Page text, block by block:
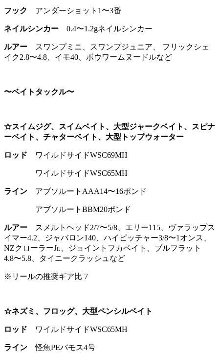
フック アンダーショット1〜3番
ネイルシンカー 0.4〜1.2gネイルシンカー
ルアー スワンプミニ、スワンプジュニア、 フリックシェ
イク2.8〜4.8、イモ40、ボウワームヌードルなど
〜ベイトタックル〜
☆スイムジグ、スイムベイト、大型ジャークベイト、スピナ
ーベイト、チャターベイト、大型トップウォーター
ロッド ワイルドサイドWSC69MH
ワイルドサイドWSC65MH
ライン アブソルートAAA14〜16ポンド
アブソルートBBM20ポンド
ルアー スメルトヘッド2/7〜5/8、エリー115、ヴァラップス
イマー4.2、ジャバロン140、ハイピッチャー3/8〜1オンス、
NZクローラーJr.、ジョイントフカベイト、ブルフラット
4.8〜5.8、タイニークラッシュなど
※リールの推奨ギア比 7
☆ネズミ、フロッグ、大型ペンシルベイト
ロッド ワイルドサイドWSC65MH
ライン怪魚PEバモス4号